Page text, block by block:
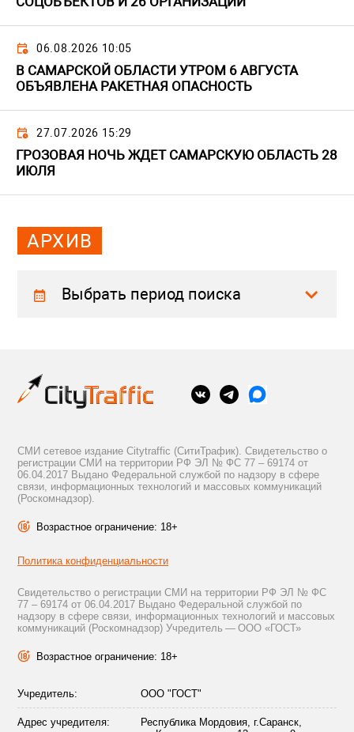
06.08.2026 10:05
В САМАРСКОЙ ОБЛАСТИ УТРОМ 6 АВГУСТА
ОБЪЯВЛЕНА РАКЕТНАЯ ОПАСНОСТЬ
27.07.2026 15:29
ГРОЗОВАЯ НОЧЬ ЖДЕТ САМАРСКУЮ ОБЛАСТЬ 28
ИЮЛЯ
АРХИВ
Выбрать период поиска
СМИ сетевое издание Citytraffic (СитиТрафик). Свидетельство о
регистрации СМИ на территории РФ ЭЛ № ФС 77 – 69174 от
06.04.2017 Выдано Федеральной службой по надзору в сфере
связи, информационных технологий и массовых коммуникаций
(Роскомнадзор).
Возрастное ограничение: 18+
Политика конфиденциальности
Свидетельство о регистрации СМИ на территории РФ ЭЛ № ФС
77 – 69174 от 06.04.2017 Выдано Федеральной службой по
надзору в сфере связи, информационных технологий и массовых
коммуникаций (Роскомнадзор) Учредитель — ООО «ГОСТ»
Возрастное ограничение: 18+
Учредитель: ООО "ГОСТ"
Адрес учредителя:
Республика Мордовия, г.Саранск,